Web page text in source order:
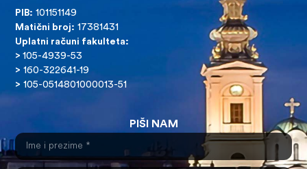
PIB: 101151149
Matični broj: 17381431
Uplatni računi fakulteta:
>105-4939-53
> 160-322641-19
> 105-0514801000013-51
PIŠI NAM